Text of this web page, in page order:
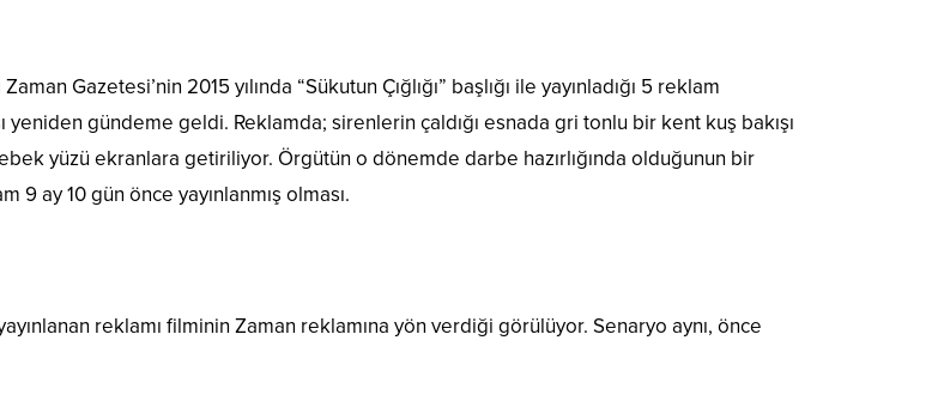
Gazetesi’nin 2015 yılında “Sükutun Çığlığı” başlığı ile yayınladığı 5 reklam
gündeme geldi. Reklamda; sirenlerin çaldığı esnada gri tonlu bir kent kuş bakışı
yüzü ekranlara getiriliyor. Örgütün o dönemde darbe hazırlığında olduğunun bir
ay 10 gün önce yayınlanmış olması.
reklamı filminin Zaman reklamına yön verdiği görülüyor. Senaryo aynı, önce